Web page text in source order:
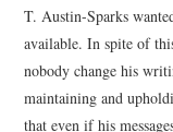
T. Austin-Sparks
available. In spite of
nobody change his
maintaining and
that even if his